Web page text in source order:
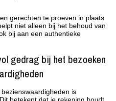
gerechten te proeven in plaats
niet alleen bij het behoud van
bij aan een authentieke
gedrag bij het bezoeken
is